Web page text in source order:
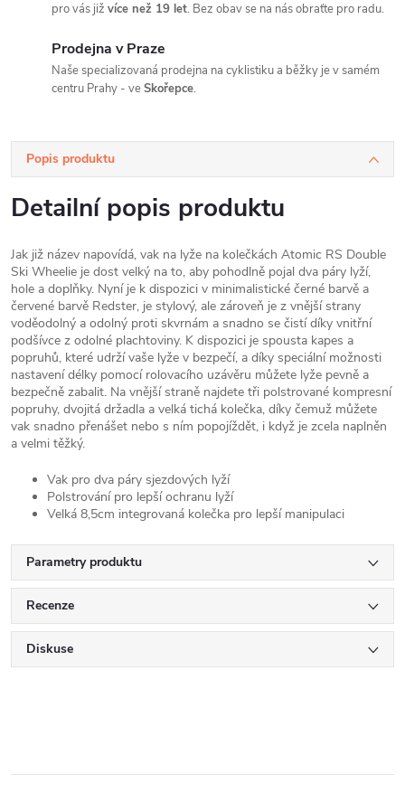
pro vás již více než 19 let. Bez obav se na nás obraťte pro radu.
Prodejna v Praze
Naše specializovaná prodejna na cyklistiku a běžky je v samém
centru Prahy - veSkořepce.
Popis produktu
Detailní popis produktu
Jak již název napovídá, vak na lyže na kolečkách Atomic RS Double
Ski Wheelie je dost velký na to, aby pohodlně pojal dva páry lyží,
hole a doplňky. Nyní je k dispozici v minimalistické černé barvě a
červené barvě Redster, je stylový, ale zároveň je z vnější strany
voděodolný a odolný proti skvrnám a snadno se čistí díky vnitřní
podšívce z odolné plachtoviny. K dispozici je spousta kapes a
popruhů, které udrží vaše lyže v bezpečí, a díky speciální možnosti
nastavení délky pomocí rolovacího uzávěru můžete lyže pevně a
bezpečně zabalit. Na vnější straně najdete tři polstrované kompresní
popruhy, dvojitá držadla a velká tichá kolečka, díky čemuž můžete
vak snadno přenášet nebo s ním popojíždět, i když je zcela naplněn
a velmi těžký.
Vak pro dva páry sjezdových lyží
Polstrování pro lepší ochranu lyží
Velká 8,5cm integrovaná kolečka pro lepší manipulaci
Parametry produktu
Recenze
Diskuse